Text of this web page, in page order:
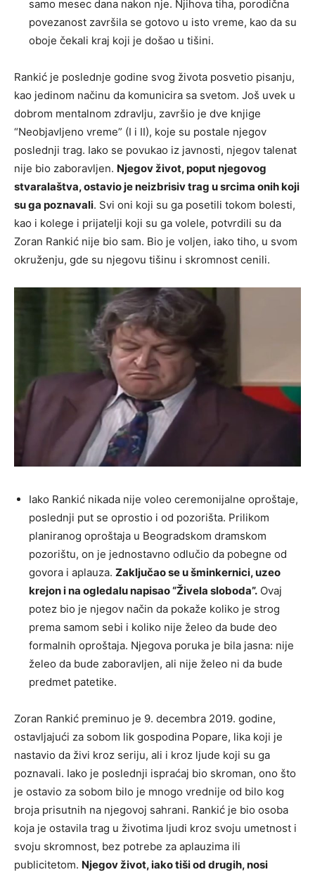
samo mesec dana nakon nje. Njihova tiha, porodična
povezanost završila se gotovo u isto vreme, kao da su
oboje čekali kraj koji je došao u tišini.
Rankić je poslednje godine svog života posvetio pisanju,
kao jedinom načinu da komunicira sa svetom. Još uvek u
dobrom mentalnom zdravlju, završio je dve knjige
“Neobjavljeno vreme” (I i II), koje su postale njegov
poslednji trag. Iako se povukao iz javnosti, njegov talenat
nije bio zaboravljen. Njegov život, poput njegovog
stvaralaštva, ostavio je neizbrisiv trag u srcima onih koji
su ga poznavali. Svi oni koji su ga posetili tokom bolesti,
kao i kolege i prijatelji koji su ga volele, potvrdili su da
Zoran Rankić nije bio sam. Bio je voljen, iako tiho, u svom
okruženju, gde su njegovu tišinu i skromnost cenili.
Iako Rankić nikada nije voleo ceremonijalne oproštaje,
poslednji put se oprostio i od pozorišta. Prilikom
planiranog oproštaja u Beogradskom dramskom
pozorištu, on je jednostavno odlučio da pobegne od
govora i aplauza. Zaključao se u šminkernici, uzeo
krejon i na ogledalu napisao “Živela sloboda”. Ovaj
potez bio je njegov način da pokaže koliko je strog
prema samom sebi i koliko nije želeo da bude deo
formalnih oproštaja. Njegova poruka je bila jasna: nije
želeo da bude zaboravljen, ali nije želeo ni da bude
predmet patetike.
Zoran Rankić preminuo je 9. decembra 2019. godine,
ostavljajući za sobom lik gospodina Popare, lika koji je
nastavio da živi kroz seriju, ali i kroz ljude koji su ga
poznavali. Iako je poslednji ispraćaj bio skroman, ono što
je ostavio za sobom bilo je mnogo vrednije od bilo kog
broja prisutnih na njegovoj sahrani. Rankić je bio osoba
koja je ostavila trag u životima ljudi kroz svoju umetnost i
svoju skromnost, bez potrebe za aplauzima ili
publicitetom. Njegov život, iako tiši od drugih, nosi